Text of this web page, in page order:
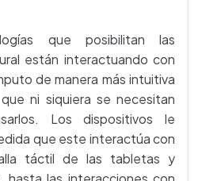
que posibilitan las
están interactuando con
de manera más intuitiva
ni siquiera se necesitan
Los dispositivos le
que este interactúa con
táctil de las tabletas y